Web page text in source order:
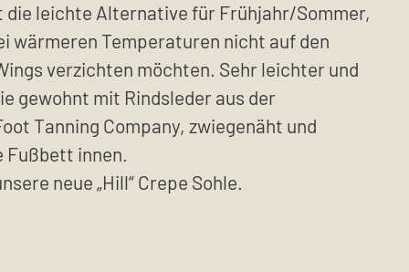
die leichte Alternative für Frühjahr/Sommer,
wärmeren Temperaturen nicht auf den
verzichten möchten. Sehr leichter und
gewohnt mit Rindsleder aus der
Tanning Company, zwiegenäht und
Fußbett innen.
neue „Hill“ Crepe Sohle.